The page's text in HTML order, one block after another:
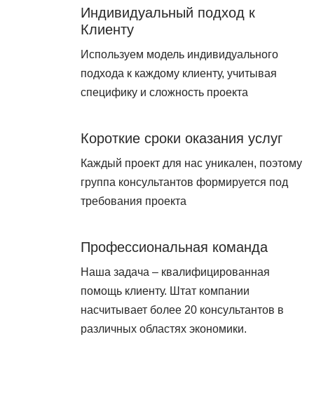
Индивидуальный подход к
Клиенту
Используем модель индивидуального
подхода к каждому клиенту, учитывая
специфику и сложность проекта
Короткие сроки оказания услуг
Каждый проект для нас уникален, поэтому
группа консультантов формируется под
требования проекта
Профессиональная команда
Наша задача – квалифицированная
помощь клиенту. Штат компании
насчитывает более 20 консультантов в
различных областях экономики.